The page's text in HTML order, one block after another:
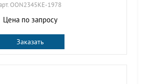
OON2345KE-1978
Цена по запросу
Заказать